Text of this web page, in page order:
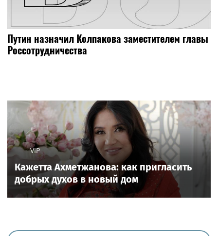
Путин назначил Колпакова заместителем главы
Россотрудничества
VIP
Кажетта Ахметжанова: как пригласить
добрых духов в новый дом